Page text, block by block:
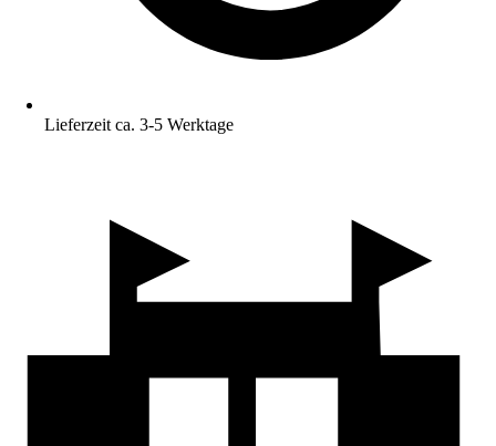
Lieferzeit ca. 3-5 Werktage